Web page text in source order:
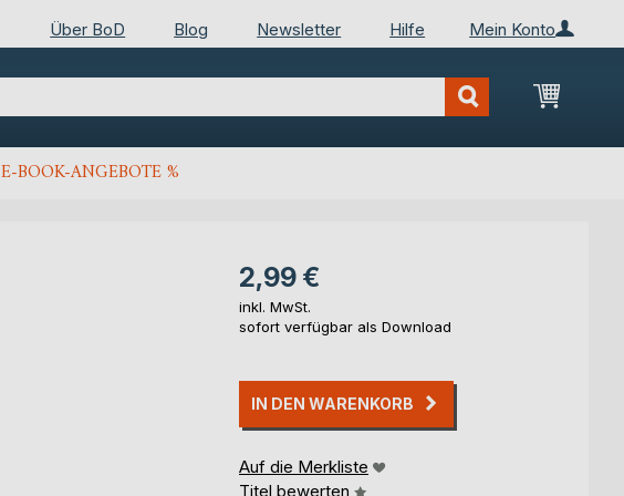
Mein Konto
Über BoD Blog Newsletter Hilfe
Mein
E-BOOK-ANGEBOTE %
2,99 €
inkl. MwSt.
sofort verfügbar als Download
IN DEN WARENKORB
Auf die Merkliste
Titel bewerten